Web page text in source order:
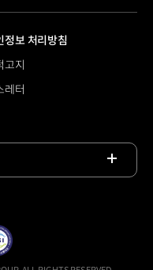
tv
정보 처리방침
고지
레터